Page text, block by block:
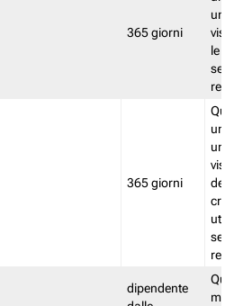
365 giorni
le
365 giorni
un
del
dipendente